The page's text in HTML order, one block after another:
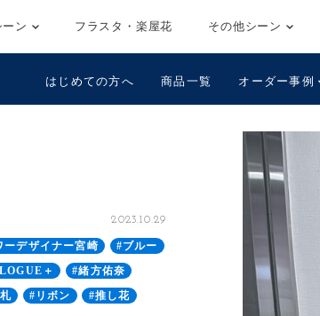
ン フラスタ・楽屋花 その他シーン
はじめての方へ 商品一覧 オーダー事例
2023.10.29
ーデザイナー宮崎
#ブルー
＋
#緒方佑奈
#リボン #推し花